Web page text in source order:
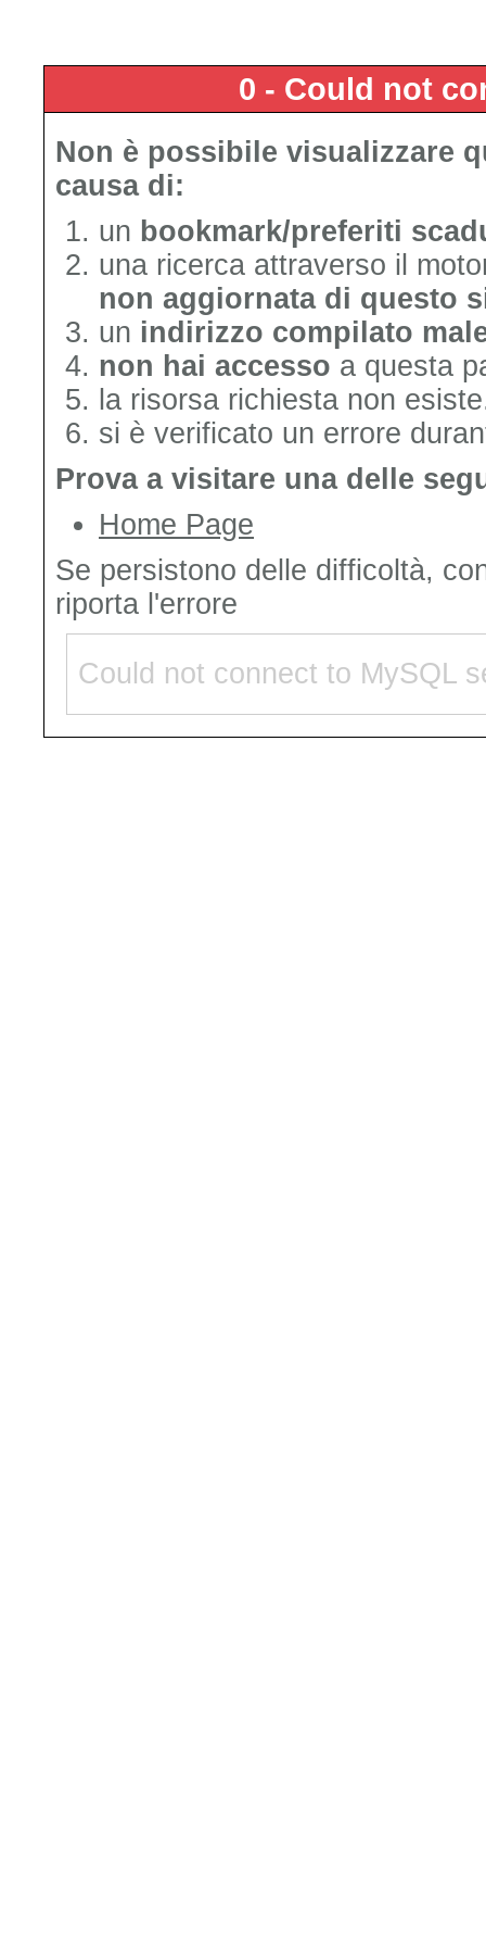
0 - Could not
Non è possibile visualizzare
causa di:
un bookmark/preferiti
una ricerca attraverso il
non aggiornata di questo
un indirizzo compilato
non hai accesso a questa
la risorsa richiesta non
si è verificato un errore
Prova a visitare una delle
Home Page
Se persistono delle difficoltà,
riporta l'errore
Could not connect to MySQL